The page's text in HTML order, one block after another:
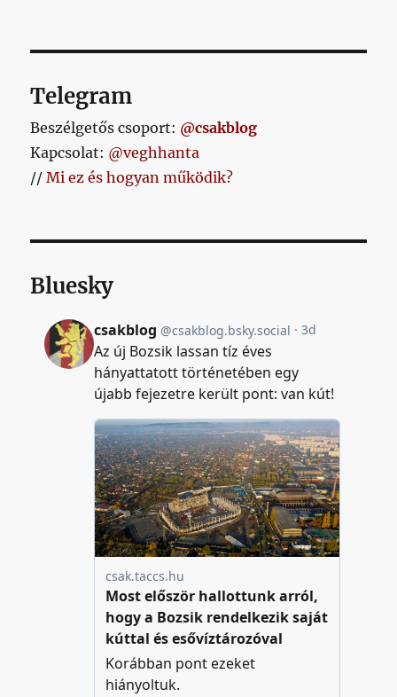
Telegram
Beszélgetős csoport: @csakblog
Kapcsolat: @veghhanta
//Mi ez és hogyan működik?
Bluesky